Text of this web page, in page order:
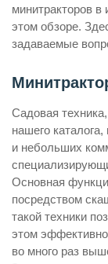
минитракторов в
этом обзоре.
задаваемые
Садовая
нашего
и небольших
Основная
посредством
такой техники
этом
во много раз